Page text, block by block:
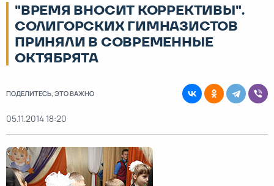
"ВРЕМЯ ВНОСИТ КОРРЕКТИВЫ".
СОЛИГОРСКИХ ГИМНАЗИСТОВ
ПРИНЯЛИ В СОВРЕМЕННЫЕ
ОКТЯБРЯТА
ПОДЕЛИТЕСЬ, ЭТО ВАЖНО
05.11.2014 18:20